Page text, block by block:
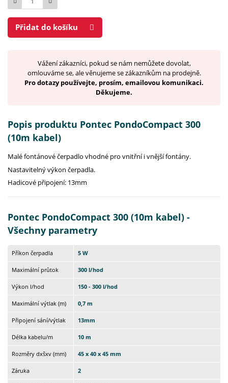
Přidat do košíku
Vážení zákazníci, pokud se nám nemůžete dovolat,
omlouváme se, ale věnujeme se zákazníkům na prodejně.
Pro dotazy používejte, prosím, emailovou komunikaci.
Děkujeme.
Popis produktu Pontec PondoCompact 300
(10m kabel)
Malé fontánové čerpadlo vhodné pro vnitřní i vnější fontány.
Nastavitelný výkon čerpadla.
Hadicové připojení: 13mm
Pontec PondoCompact 300 (10m kabel) -
Všechny parametry
Příkon čerpadla 5 W
Maximální průtok 300 l/hod
Výkon l/hod 150 - 300 l/hod
Maximální výtlak (m) 0,7 m
Připojení sání/výtlak 13mm
Délka kabelu/m 10 m
Rozměry dxšxv (mm) 45 x 40 x 45 mm
Záruka 2